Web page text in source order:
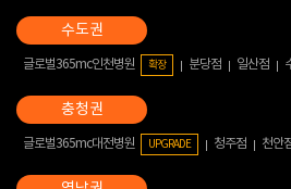
글로벌365mc인천병원 확장 분당점 일산점
글로벌365mc대전병원 UPGRADE 청주점 천안